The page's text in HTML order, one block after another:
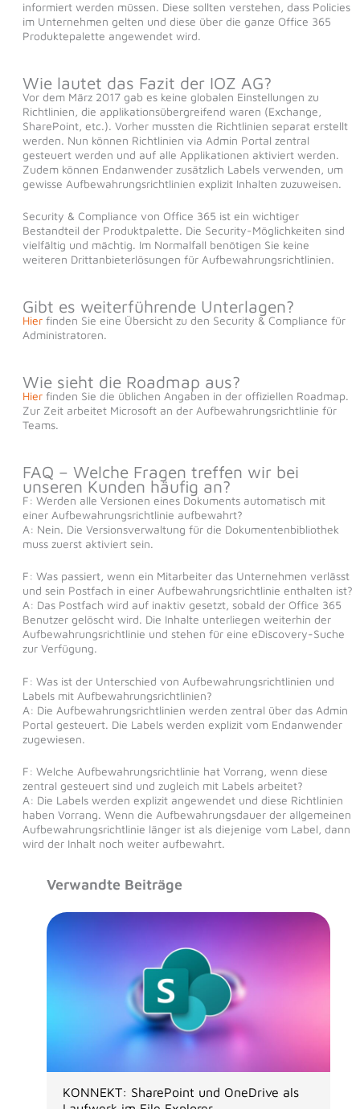
informiert werden müssen. Diese sollten verstehen, dass Policies
im Unternehmen gelten und diese über die ganze Office 365
Produktepalette angewendet wird.
Wie lautet das Fazit der IOZ AG?
Vor dem März 2017 gab es keine globalen Einstellungen zu
Richtlinien, die applikationsübergreifend waren (Exchange,
SharePoint, etc.). Vorher mussten die Richtlinien separat erstellt
werden. Nun können Richtlinien via Admin Portal zentral
gesteuert werden und auf alle Applikationen aktiviert werden.
Zudem können Endanwender zusätzlich Labels verwenden, um
gewisse Aufbewahrungsrichtlinien explizit Inhalten zuzuweisen.
Security & Compliance von Office 365 ist ein wichtiger
Bestandteil der Produktpalette. Die Security-Möglichkeiten sind
vielfältig und mächtig. Im Normalfall benötigen Sie keine
weiteren Drittanbieterlösungen für Aufbewahrungsrichtlinien.
Gibt es weiterführende Unterlagen?
Hierfinden Sie eine Übersicht zu den Security & Compliance für
Administratoren.
Wie sieht die Roadmap aus?
Hierfinden Sie die üblichen Angaben in der offiziellen Roadmap.
Zur Zeit arbeitet Microsoft an der Aufbewahrungsrichtlinie für
Teams.
FAQ – Welche Fragen treffen wir bei
unseren Kunden häufig an?
F: Werden alle Versionen eines Dokuments automatisch mit
einer Aufbewahrungsrichtlinie aufbewahrt?
A: Nein. Die Versionsverwaltung für die Dokumentenbibliothek
muss zuerst aktiviert sein.
F: Was passiert, wenn ein Mitarbeiter das Unternehmen verlässt
und sein Postfach in einer Aufbewahrungsrichtlinie enthalten ist?
A: Das Postfach wird auf inaktiv gesetzt, sobald der Office 365
Benutzer gelöscht wird. Die Inhalte unterliegen weiterhin der
Aufbewahrungsrichtlinie und stehen für eine eDiscovery-Suche
zur Verfügung.
F: Was ist der Unterschied von Aufbewahrungsrichtlinien und
Labels mit Aufbewahrungsrichtlinien?
A: Die Aufbewahrungsrichtlinien werden zentral über das Admin
Portal gesteuert. Die Labels werden explizit vom Endanwender
zugewiesen.
F: Welche Aufbewahrungsrichtlinie hat Vorrang, wenn diese
zentral gesteuert sind und zugleich mit Labels arbeitet?
A: Die Labels werden explizit angewendet und diese Richtlinien
haben Vorrang. Wenn die Aufbewahrungsdauer der allgemeinen
Aufbewahrungsrichtlinie länger ist als diejenige vom Label, dann
wird der Inhalt noch weiter aufbewahrt.
Verwandte Beiträge
KONNEKT: SharePoint und OneDrive als